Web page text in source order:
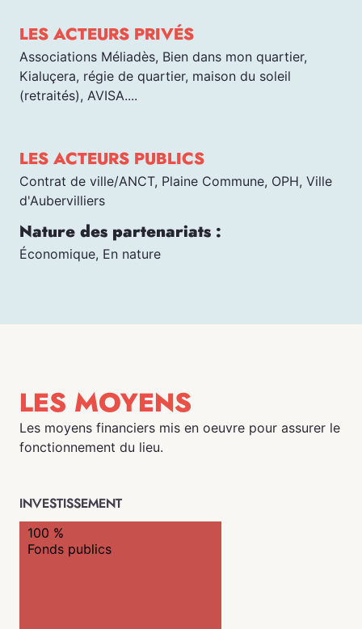
LES ACTEURS PRIVÉS
Associations Méliadès, Bien dans mon quartier,
Kialuçera, régie de quartier, maison du soleil
(retraités), AVISA....
LES ACTEURS PUBLICS
Contrat de ville/ANCT, Plaine Commune, OPH, Ville
d'Aubervilliers
Nature des partenariats :
Économique, En nature
LES MOYENS
Les moyens financiers mis en oeuvre pour assurer le
fonctionnement du lieu.
INVESTISSEMENT
100 %
Fonds publics